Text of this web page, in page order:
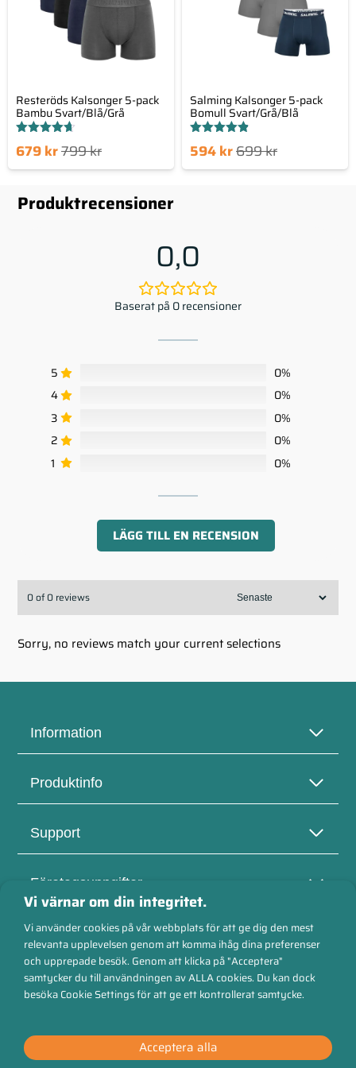
Resteröds Kalsonger 5-pack
Bambu Svart/Blå/Grå
4.65
799kr
Det
priset
var:
679kr
Salming Kalsonger 5-pack
Bomull Svart/Grå/Blå
4.80
699kr
Det
ursprungliga
594kr
nuvarande
Produktrecensioner
0,0
Baserat på 0 recensioner
5
0%
4
0%
3
0%
2
0%
1
0%
LÄGG TILL EN RECENSION
0 of 0 reviews
Sorry, no reviews match your current selections
Information
Produktinfo
Support
Företagsuppgifter
Säkra betalningar
Vi värnar om din integritet.
Vi använder cookies på vår webbplats för att ge dig den mest
relevanta upplevelsen genom att komma ihåg dina preferenser
och upprepade besök. Genom att klicka på "Acceptera"
samtycker du till användningen av ALLA cookies. Du kan dock
besöka Cookie Settings för att ge ett kontrollerat samtycke.
Acceptera alla